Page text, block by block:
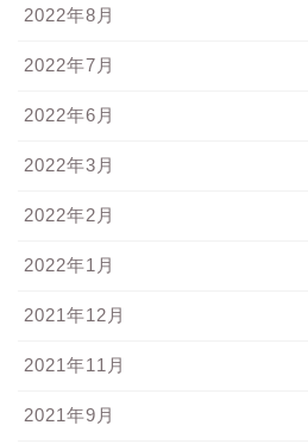
2022年8月
2022年7月
2022年6月
2022年3月
2022年2月
2022年1月
2021年12月
2021年11月
2021年9月